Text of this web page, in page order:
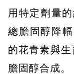
用特定劑量
總膽固醇降
的花青素與
膽固醇合成。